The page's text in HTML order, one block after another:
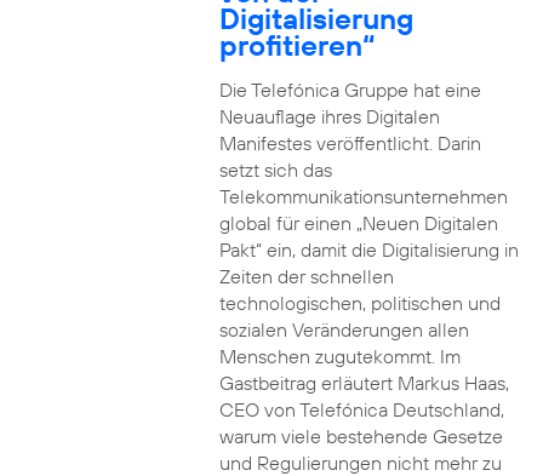
Digitalisierung
profitieren“
Die Telefónica Gruppe hat eine
Neuauflage ihres Digitalen
Manifestes veröffentlicht. Darin
setzt sich das
Telekommunikationsunternehmen
global für einen „Neuen Digitalen
Pakt“ ein, damit die Digitalisierung in
Zeiten der schnellen
technologischen, politischen und
sozialen Veränderungen allen
Menschen zugutekommt. Im
Gastbeitrag erläutert Markus Haas,
CEO von Telefónica Deutschland,
warum viele bestehende Gesetze
und Regulierungen nicht mehr zu